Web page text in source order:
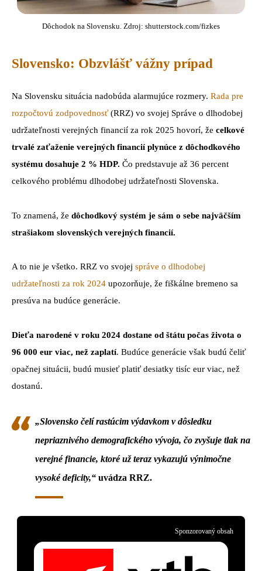
Dôchodok na Slovensku. Zdroj: shutterstock.com/fizkes
Slovensko: Obzvlášť vážny prípad
Na Slovensku situácia nadobúda alarmujúce rozmery. Rada pre
rozpočtovú zodpovednosť (RRZ) vo svojej Správe o dlhodobej
udržateľnosti verejných financií za rok 2025 hovorí, že celkové
trvalé zaťaženie verejných financií plynúce z dôchodkového
systému dosahuje 2 % HDP. Čo predstavuje až 36 percent
celkového problému dlhodobej udržateľnosti Slovenska.
To znamená, že dôchodkový systém je sám o sebe najväčším
strašiakom slovenských verejných financií.
A to nie je všetko. RRZ vo svojej správe o dlhodobej
udržateľnosti za rok 2024 upozorňuje, že fiškálne bremeno sa
presúva na budúce generácie.
Dieťa narodené v roku 2024 dostane od štátu počas života o
96 000 eur viac, než zaplatí. Budúce generácie však budú čeliť
opačnej situácii, budú musieť platiť desiatky tisíc eur viac, než
dostanú.
„Slovensko čelí rastúcim výdavkom v dôsledku
nepriaznivého demografického vývoja, čo zvyšuje tlak na
verejné financie, ktoré už teraz vykazujú výnimočne
vysoké deficity,“ uvádza RRZ.
Sponzorovaný obsah